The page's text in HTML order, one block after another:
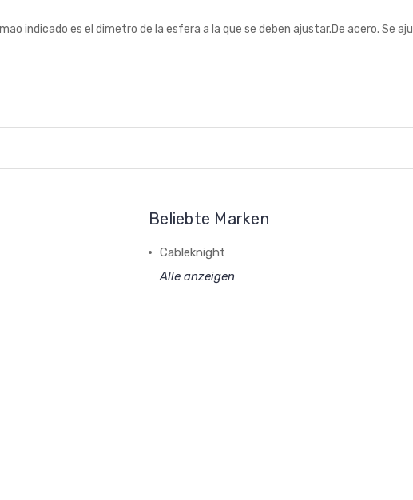
tamao indicado es el dimetro de la esfera a la que se deben ajustar.De acero. Se
Beliebte Marken
Cableknight
Alle anzeigen